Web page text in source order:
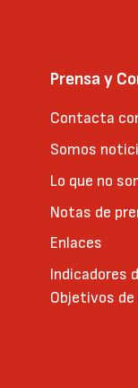
Prensa y
Contacta
Somos
Lo que no
Notas de
Enlaces
Indicadores
Objetivos